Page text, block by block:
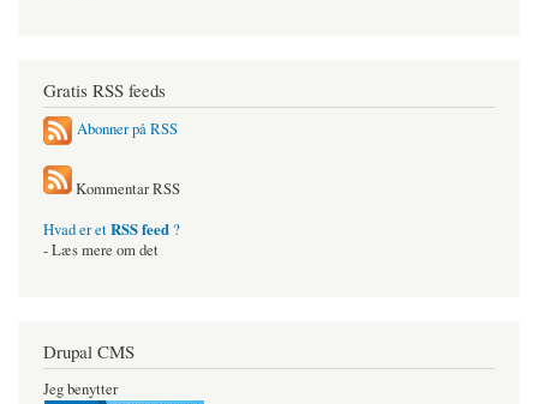
Gratis RSS feeds
Abonner på RSS
Kommentar RSS
Hvad er etRSS feed ?
- Læs mere om det
Drupal CMS
Jeg benytter